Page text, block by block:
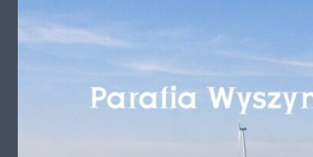
Przejdź do treści